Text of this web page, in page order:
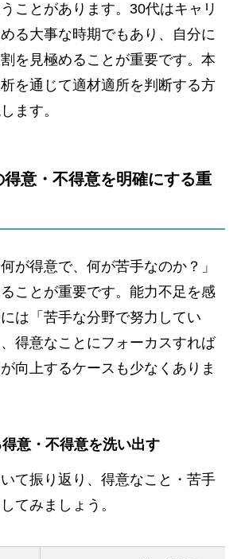
ことがあります。30代はキャリ
る大事な時期でもあり、自分に
を見極めることが重要です。本
を通じて適材適所を判断する方
ます。
意・不得意を明確にする重
が得意で、何が苦手なのか？」
ことが重要です。能力不足を感
は「苦手な分野で努力してい
得意なことにフォーカスすれば
向上するケースも少なくありま
意・不得意を洗い出す
て振り返り、得意なこと・苦手
てみましょう。